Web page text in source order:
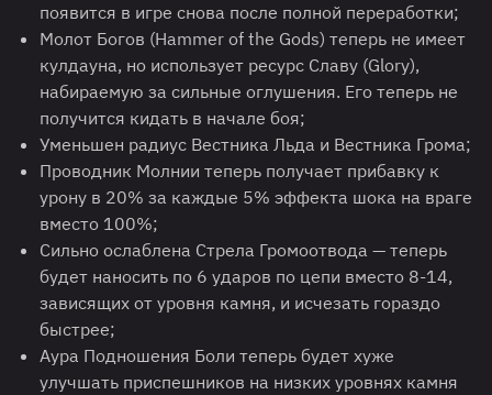
появится в игре снова после полной переработки;
Молот Богов (Hammer of the Gods) теперь не имеет
кулдауна, но использует ресурс Славу (Glory),
набираемую за сильные оглушения. Его теперь не
получится кидать в начале боя;
Уменьшен радиус Вестника Льда и Вестника Грома;
Проводник Молнии теперь получает прибавку к
урону в 20% за каждые 5% эффекта шока на враге
вместо 100%;
Сильно ослаблена Стрела Громоотвода — теперь
будет наносить по 6 ударов по цепи вместо 8-14,
зависящих от уровня камня, и исчезать гораздо
быстрее;
Аура Подношения Боли теперь будет хуже
улучшать приспешников на низких уровнях камня